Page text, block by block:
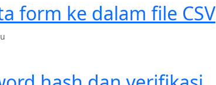
form ke dalam file CSV